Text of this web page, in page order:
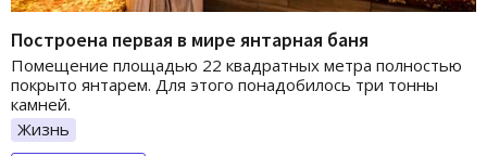
Построена первая в мире янтарная баня
Помещение площадью 22 квадратных метра полностью
покрыто янтарем. Для этого понадобилось три тонны
камней.
Жизнь